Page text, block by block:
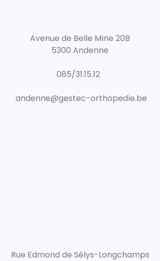
Avenue de Belle Mine 20B
5300 Andenne
085/31.15.12
andenne@gestec-orthopedie.be
Rue Edmond de Sélys-Longchamps